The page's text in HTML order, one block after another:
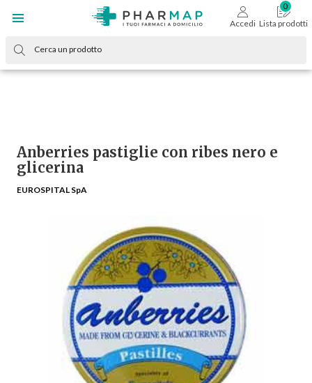
Accedi Lista prodotti
Anberries pastiglie con ribes nero e
glicerina
EUROSPITAL SpA